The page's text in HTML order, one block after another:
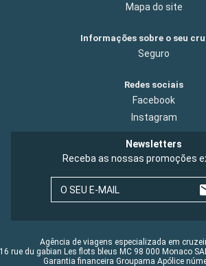
Mapa do site
Informações sobre o seu
Seguro
Redes sociais
Facebook
Instagram
Newsletters
Receba as nossas promoções
O SEU E-MAIL
Agência de viagens especializada em
16 rue du gabian Les flots bleus MC 98 000 Monaco
Garantia financeira Groupama Apólice